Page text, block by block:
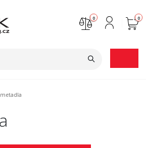
0
0